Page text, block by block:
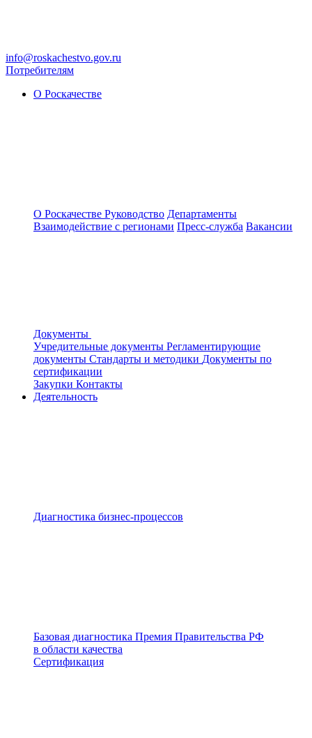
info@roskachestvo.gov.ru
Потребителям
О Роскачестве
О Роскачестве Руководство Департаменты
Взаимодействие с регионами Пресс-служба Вакансии
Документы
Учредительные документы Регламентирующие
документы Стандарты и методики Документы по
сертификации
Закупки Контакты
Деятельность
Диагностика бизнес-процессов
Базовая диагностика Премия Правительства РФ
в области качества
Сертификация